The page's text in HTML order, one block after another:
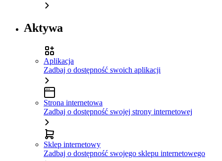
Aktywa
Aplikacja
Zadbaj o dostępność swoich aplikacji
Strona internetowa
Zadbaj o dostępność swojej strony internetowej
Sklep internetowy
Zadbaj o dostępność swojego sklepu internetowego